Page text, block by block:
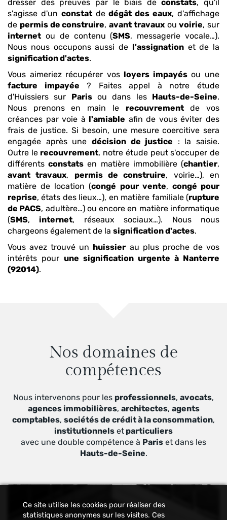
dresser des preuves par le biais deconstats, qu'il
s'agisse d'un constatdedégât des eaux, d'affichage
de permis de construire, avant travauxouvoirie, sur
internet ou de contenu (SMS, messagerie vocale…).
Nous nous occupons aussi de l'assignationet de la
signification d'actes.
Vous aimeriez récupérer vos loyers impayésou une
facture impayée ? Faites appel à notre étude
d'Huissiers sur Parisou dans les Hauts-de-Seine.
Nous prenons en main le recouvrementde vos
créances par voie à l'amiable afin de vous éviter des
frais de justice. Si besoin, une mesure coercitive sera
engagée après une décision de justice : la saisie.
Outre le recouvrement, notre étude peut s'occuper de
différentsconstats en matière immobilière (chantier,
avant travaux, permis de construire, voirie…), en
matière de location (congé pour vente, congé pour
reprise, états des lieux…), en matière familiale (rupture
de PACS, adultère…) ou encore en matière informatique
(SMS, internet, réseaux sociaux…). Nous nous
chargeons également de la signification d'actes.
Vous avez trouvé un huissier au plus proche de vos
intérêts pour une signification urgente à Nanterre
(92014).
Nos domaines de
compétences
Nous intervenons pour les professionnels, avocats,
agences immobilières, architectes, agents
comptables, sociétés de crédit à la consommation,
institutionnels et particuliers
avec une double compétence à Paris et dans les
Hauts-de-Seine.
Ce site utilise les cookies pour réaliser des
statistiques anonymes sur les visites. Ces